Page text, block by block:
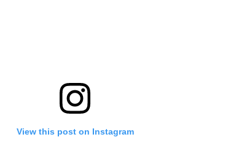
View this post on Instagram